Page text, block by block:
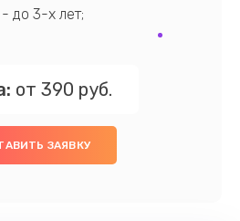
до 3-х лет;
от 390 руб.
ЗАЯВКУ